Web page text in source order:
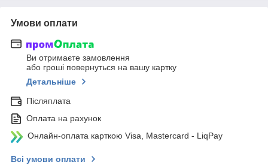
Умови оплати
Ви отримаєте замовлення
або гроші повернуться на вашу картку
Детальніше
Післяплата
Оплата на рахунок
Онлайн-оплата карткою Visa, Mastercard - LiqPay
Всі умови оплати